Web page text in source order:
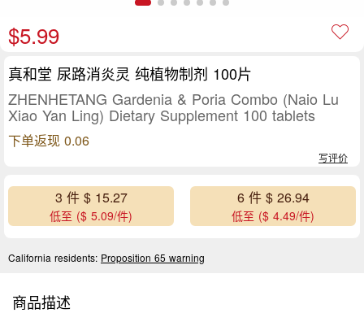
$5.99
真和堂 尿路消炎灵 纯植物制剂 100片
ZHENHETANG Gardenia & Poria Combo (Naio Lu
Xiao Yan Ling) Dietary Supplement 100 tablets
下单返现 0.06
写评价
3 件 $ 15.27
低至 ($ 5.09/件)
6 件 $ 26.94
低至 ($ 4.49/件)
California residents: Proposition 65 warning
商品描述